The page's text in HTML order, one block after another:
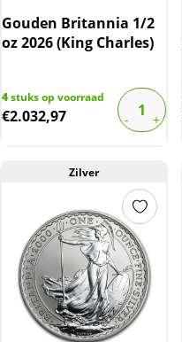
Gouden Britannia 1/2
oz 2026 (King Charles)
4stuks op voorraad
€2.032,97
Zilver